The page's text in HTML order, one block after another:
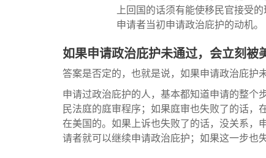
上回国的话须有能使移民官接受
申请者当初申请政治庇护的动机。
如果申请政治庇护未通过，会立刻被
答案是否定的，也就是说，如果申请政治庇护
申请过政治庇护的人，基本都知道申请的整个
民法庭的庭审程序；如果庭审也失败了的话
在美国的。如果上诉也失败了的话，没关系，
请者就可以继续申请政治庇护；如果这一步也